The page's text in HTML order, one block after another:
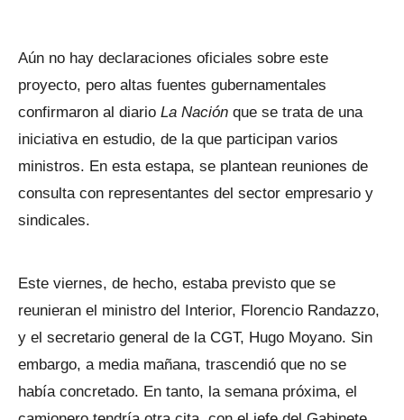
Aún no hay declaraciones oficiales sobre este
proyecto, pero altas fuentes gubernamentales
confirmaron al diario La Nación que se trata de una
iniciativa en estudio, de la que participan varios
ministros. En esta estapa, se plantean reuniones de
consulta con representantes del sector empresario y
sindicales.
Este viernes, de hecho, estaba previsto que se
reunieran el ministro del Interior, Florencio Randazzo,
y el secretario general de la CGT, Hugo Moyano. Sin
embargo, a media mañana, trascendió que no se
había concretado. En tanto, la semana próxima, el